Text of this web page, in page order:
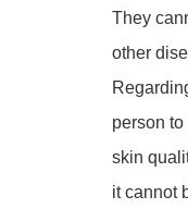
They
other
person
skin
it cannot